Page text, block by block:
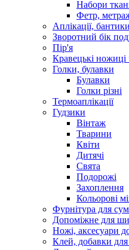
Набори
Фетр,
Аплікації, бантики
Зворотний бік
Пір'я
Кравецькі ножиці
Голки, булавки
Булавки
Голки різні
Термоаплікації
Гудзики
Вінтаж
Тварини
Квіти
Дитячі
Свята
Подорожі
Захоплення
Кольорові
Фурнітура для
Допоміжне для
Ножі, аксесуари
Клей, добавки